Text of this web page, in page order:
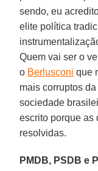
sendo, eu
elite política
Quem vai ser o
o Berlusconi que
mais corruptos
sociedade
escrito porque as
resolvidas.
PMDB, PSDB e